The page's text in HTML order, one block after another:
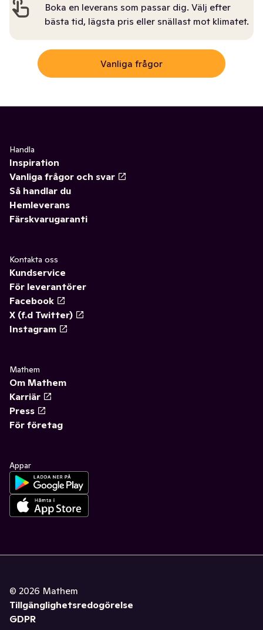
Boka en leverans som passar dig. Välj efter
bästa tid, lägsta pris eller snällast mot klimatet.
Vanliga frågor
Handla
Inspiration
Vanliga frågor och svar
Så handlar du
Hemleverans
Färskvarugaranti
Kontakta oss
Kundservice
För leverantörer
Facebook
X (f.d Twitter)
Instagram
Mathem
Om Mathem
Karriär
Press
För företag
Appar
© 2026 Mathem
Tillgänglighetsredogörelse
GDPR